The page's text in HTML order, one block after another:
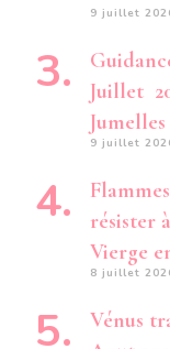
9 juillet
Juillet
Jumelles
9 juillet
résister
Vierge
8 juillet
Vénus